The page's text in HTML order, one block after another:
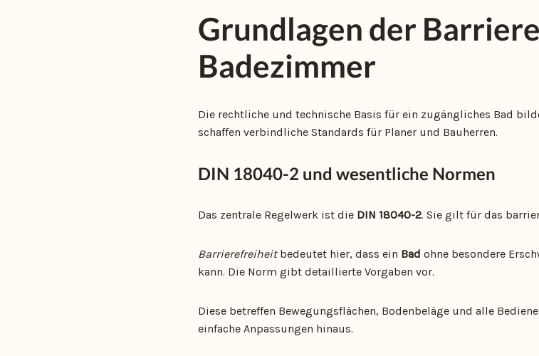
Grundlagen der
Badezimmer
Die rechtliche und technische Basis für ein zugängliches Bad
schaffen verbindliche Standards für Planer und Bauherren.
DIN 18040-2 und wesentliche Normen
Das zentrale Regelwerk ist die DIN 18040-2. Sie gilt für das
Barrierefreiheitbedeutet hier, dass ein Bad ohne besondere
kann. Die Norm gibt detaillierte Vorgaben vor.
Diese betreffen Bewegungsflächen, Bodenbeläge und alle
einfache Anpassungen hinaus.